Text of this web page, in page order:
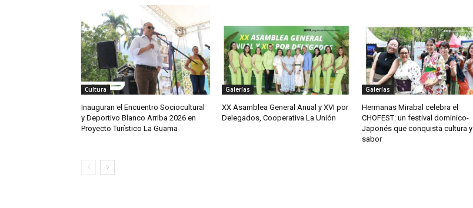
Cultura
Inauguran el Encuentro Sociocultural
y Deportivo Blanco Arriba 2026 en
Proyecto Turístico La Guama
Galerías
XX Asamblea General Anual y XVI por
Delegados, Cooperativa La Unión
Galerías
Hermanas Mirabal celebra el
CHOFEST: un festival dominico-
Japonés que conquista cultura y
sabor